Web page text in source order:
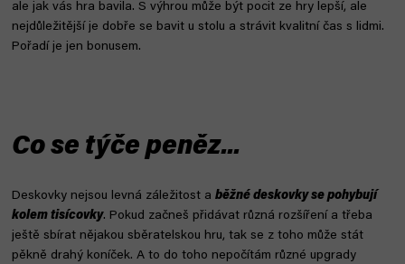
ale jak vás hra bavila. S výhrou může být pocit ze hry lepší, ale
nejdůležitější je dobře se bavit u stolu a strávit kvalitní čas s lidmi.
Pořadí je jen bonusem.
Co se týče peněz...
Deskovky nejsou levná záležitost a běžné deskovky se pohybují
kolem tisícovky. Pokud začneš přidávat různá rozšíření a třeba
ještě sbírat nějakou sběratelskou hru, tak se z toho může stát
pěkně drahý koníček. A to do toho nepočítám různé upgrady